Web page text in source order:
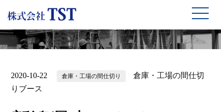
2020-10-22 倉庫・工場の間仕切り
倉庫・工場の間仕切
りブース